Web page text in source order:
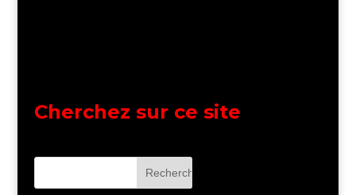
Cherchez sur ce site